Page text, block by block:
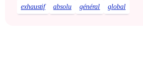
exhaustif absolu général global